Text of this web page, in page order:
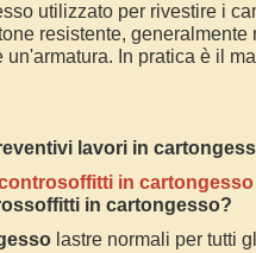
utilizzato per rivestire i
resistente,
In pratica è il
lavori in
in cartongesso
in cartongesso?
lastre normali per tutti